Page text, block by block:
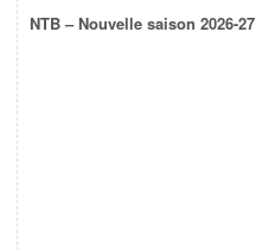
NTB – Nouvelle saison 2026-27